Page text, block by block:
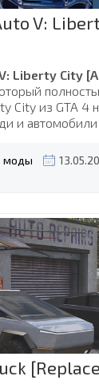
V:
Liberty City
City из GTA 4
и автомобили
моды